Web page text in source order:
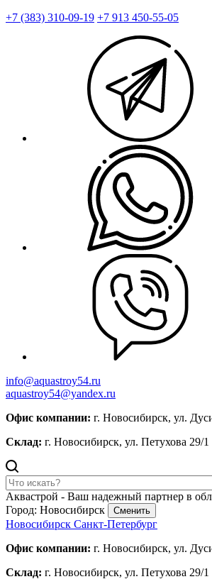
+7 (383) 310-09-19 +7 913 450-55-05
info@aquastroy54.ru
aquastroy54@yandex.ru
Офис компании: г. Новосибирск, ул.
Склад: г. Новосибирск, ул. Петухова 29/
Аквастрой - Ваш надежный партнер в
Город: Новосибирск
Сменить
Новосибирск Санкт-Петербург
Офис компании: г. Новосибирск, ул.
Склад: г. Новосибирск, ул. Петухова 29/